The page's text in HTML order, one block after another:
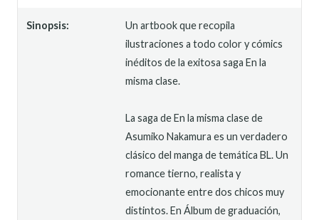
Sinopsis:
Un artbook que recopila
ilustraciones a todo color y cómics
inéditos de la exitosa saga En la
misma clase.
La saga de En la misma clase de
Asumiko Nakamura es un verdadero
clásico del manga de temática BL. Un
romance tierno, realista y
emocionante entre dos chicos muy
distintos. En Álbum de graduación,